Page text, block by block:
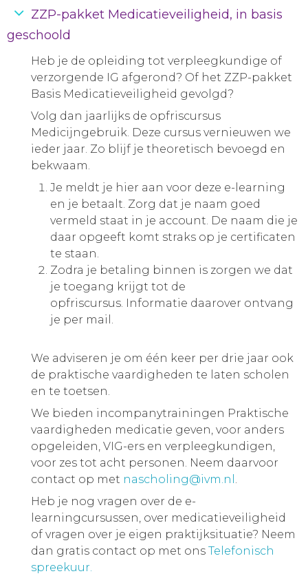
ZZP-pakket Medicatieveiligheid, in basis
geschoold
Heb je de opleiding tot verpleegkundige of
verzorgende IG afgerond? Of het ZZP-pakket
Basis Medicatieveiligheid gevolgd?
Volg dan jaarlijks de opfriscursus
Medicijngebruik. Deze cursus vernieuwen we
ieder jaar. Zo blijf je theoretisch bevoegd en
bekwaam.
Je meldt je hier aan voor deze e-learning
en je betaalt. Zorg dat je naam goed
vermeld staat in je account. De naam die je
daar opgeeft komt straks op je certificaten
te staan.
Zodra je betaling binnen is zorgen we dat
je toegang krijgt tot de
opfriscursus. Informatie daarover ontvang
je per mail.
We adviseren je om één keer per drie jaar ook
de praktische vaardigheden te laten scholen
en te toetsen.
We bieden incompanytrainingen Praktische
vaardigheden medicatie geven, voor anders
opgeleiden, VIG-ers en verpleegkundigen,
voor zes tot acht personen. Neem daarvoor
contact op met nascholing@ivm.nl .
Heb je nog vragen over de e-
learningcursussen, over medicatieveiligheid
of vragen over je eigen praktijksituatie? Neem
dan gratis contact op met ons Telefonisch
spreekuur.